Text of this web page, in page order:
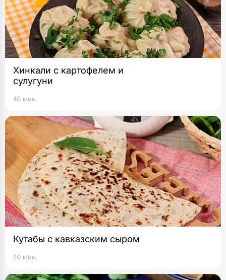
Хинкали с картофелем и
сулугуни
40 мин.
Кутабы с кавказским сыром
20 мин.